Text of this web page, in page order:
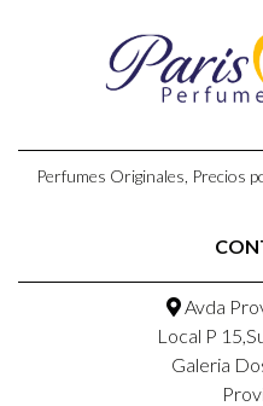
Perfumes Originales, Precios
Avda
Local P
Galeria